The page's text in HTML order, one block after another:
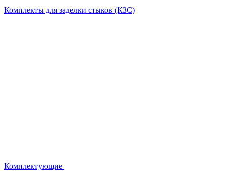
Комплекты для заделки стыков (КЗС)
Комплектующие